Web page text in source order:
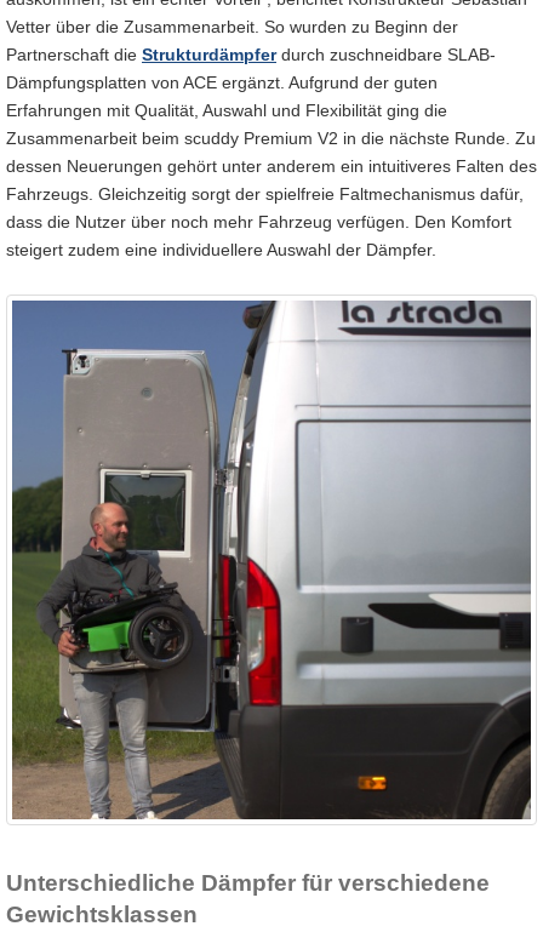
Vetter über die Zusammenarbeit. So wurden zu Beginn der
Partnerschaft die Strukturdämpferdurch zuschneidbare SLAB-
Dämpfungsplatten von ACE ergänzt. Aufgrund der guten
Erfahrungen mit Qualität, Auswahl und Flexibilität ging die
Zusammenarbeit beim scuddy Premium V2 in die nächste Runde. Zu
dessen Neuerungen gehört unter anderem ein intuitiveres Falten des
Fahrzeugs. Gleichzeitig sorgt der spielfreie Faltmechanismus dafür,
dass die Nutzer über noch mehr Fahrzeug verfügen. Den Komfort
steigert zudem eine individuellere Auswahl der Dämpfer.
Unterschiedliche Dämpfer für verschiedene
Gewichtsklassen